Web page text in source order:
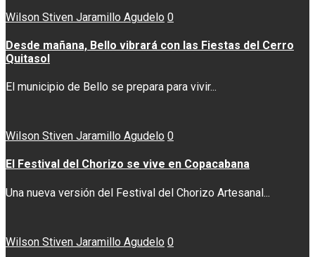
Wilson Stiven Jaramillo Agudelo 0
Desde mañana, Bello vibrará con las Fiestas del Cerro
Quitasol
El municipio de Bello se prepara para vivir...
Wilson Stiven Jaramillo Agudelo 0
El Festival del Chorizo se vive en Copacabana
Una nueva versión del Festival del Chorizo Artesanal...
Wilson Stiven Jaramillo Agudelo 0